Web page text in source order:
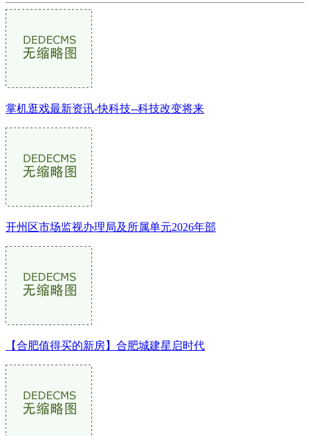
掌机逛戏最新资讯-快科技--科技改变将来
开州区市场监视办理局及所属单元2026年部
【合肥值得买的新房】合肥城建星启时代